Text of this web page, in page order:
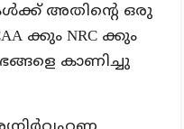
അതിന്റെ ഒരു
ക്കും NRC ക്കും
കാണിച്ചു